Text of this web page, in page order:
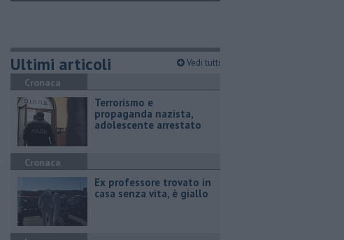
Ultimi articoli Vedi tutti
Cronaca
Terrorismo e
propaganda nazista,
adolescente arrestato
Cronaca
Ex professore trovato in
casa senza vita, è giallo